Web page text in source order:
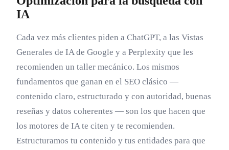
IA
Cada vez más clientes piden a ChatGPT, a las Vistas
Generales de IA de Google y a Perplexity que les
recomienden un taller mecánico. Los mismos
fundamentos que ganan en el SEO clásico —
contenido claro, estructurado y con autoridad, buenas
reseñas y datos coherentes — son los que hacen que
los motores de IA te citen y te recomienden.
Estructuramos tu contenido y tus entidades para que